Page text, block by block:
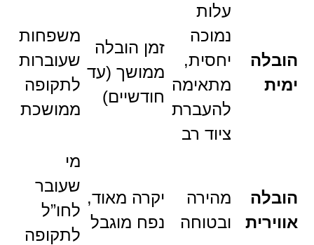
הובלה
ימית
עלות
נמוכה
יחסית,
מתאימה
להעברת
ציוד רב
זמן הובלה
ממושך (עד
חודשיים)
משפחות
שעוברות
לתקופה
ממושכת
הובלה
אווירית
מהירה
ובטוחה
יקרה מאוד,
נפח מוגבל
מי
שעובר
לחו”ל
לתקופה